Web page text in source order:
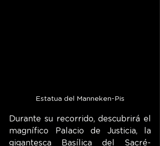
Estatua del Manneken-Pis
Durante su recorrido, descubrirá el
magnífico Palacio de Justicia, la
gigantesca Basílica del Sacré-